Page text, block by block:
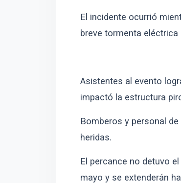
El incidente ocurrió
breve tormenta
Asistentes al evento
impactó la estructura
Bomberos y personal
heridas.
El percance no detuvo
mayo y se extenderán